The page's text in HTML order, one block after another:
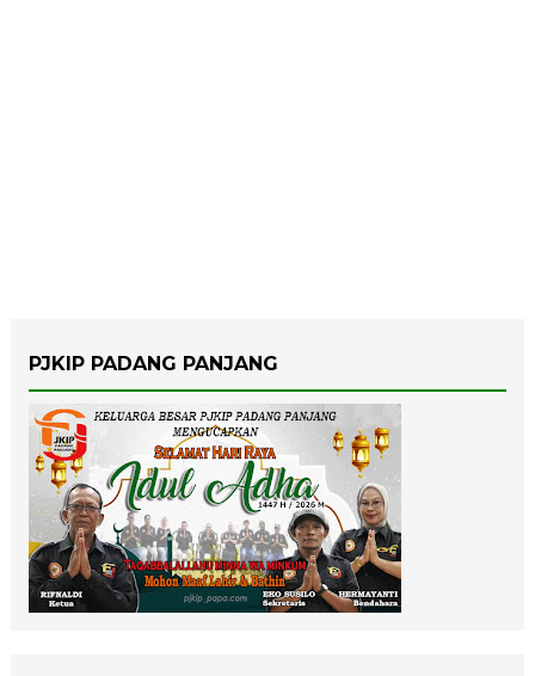
PJKIP PADANG PANJANG